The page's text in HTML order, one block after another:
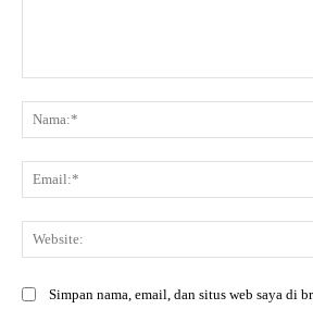
Simpan nama, email, dan situs web saya di